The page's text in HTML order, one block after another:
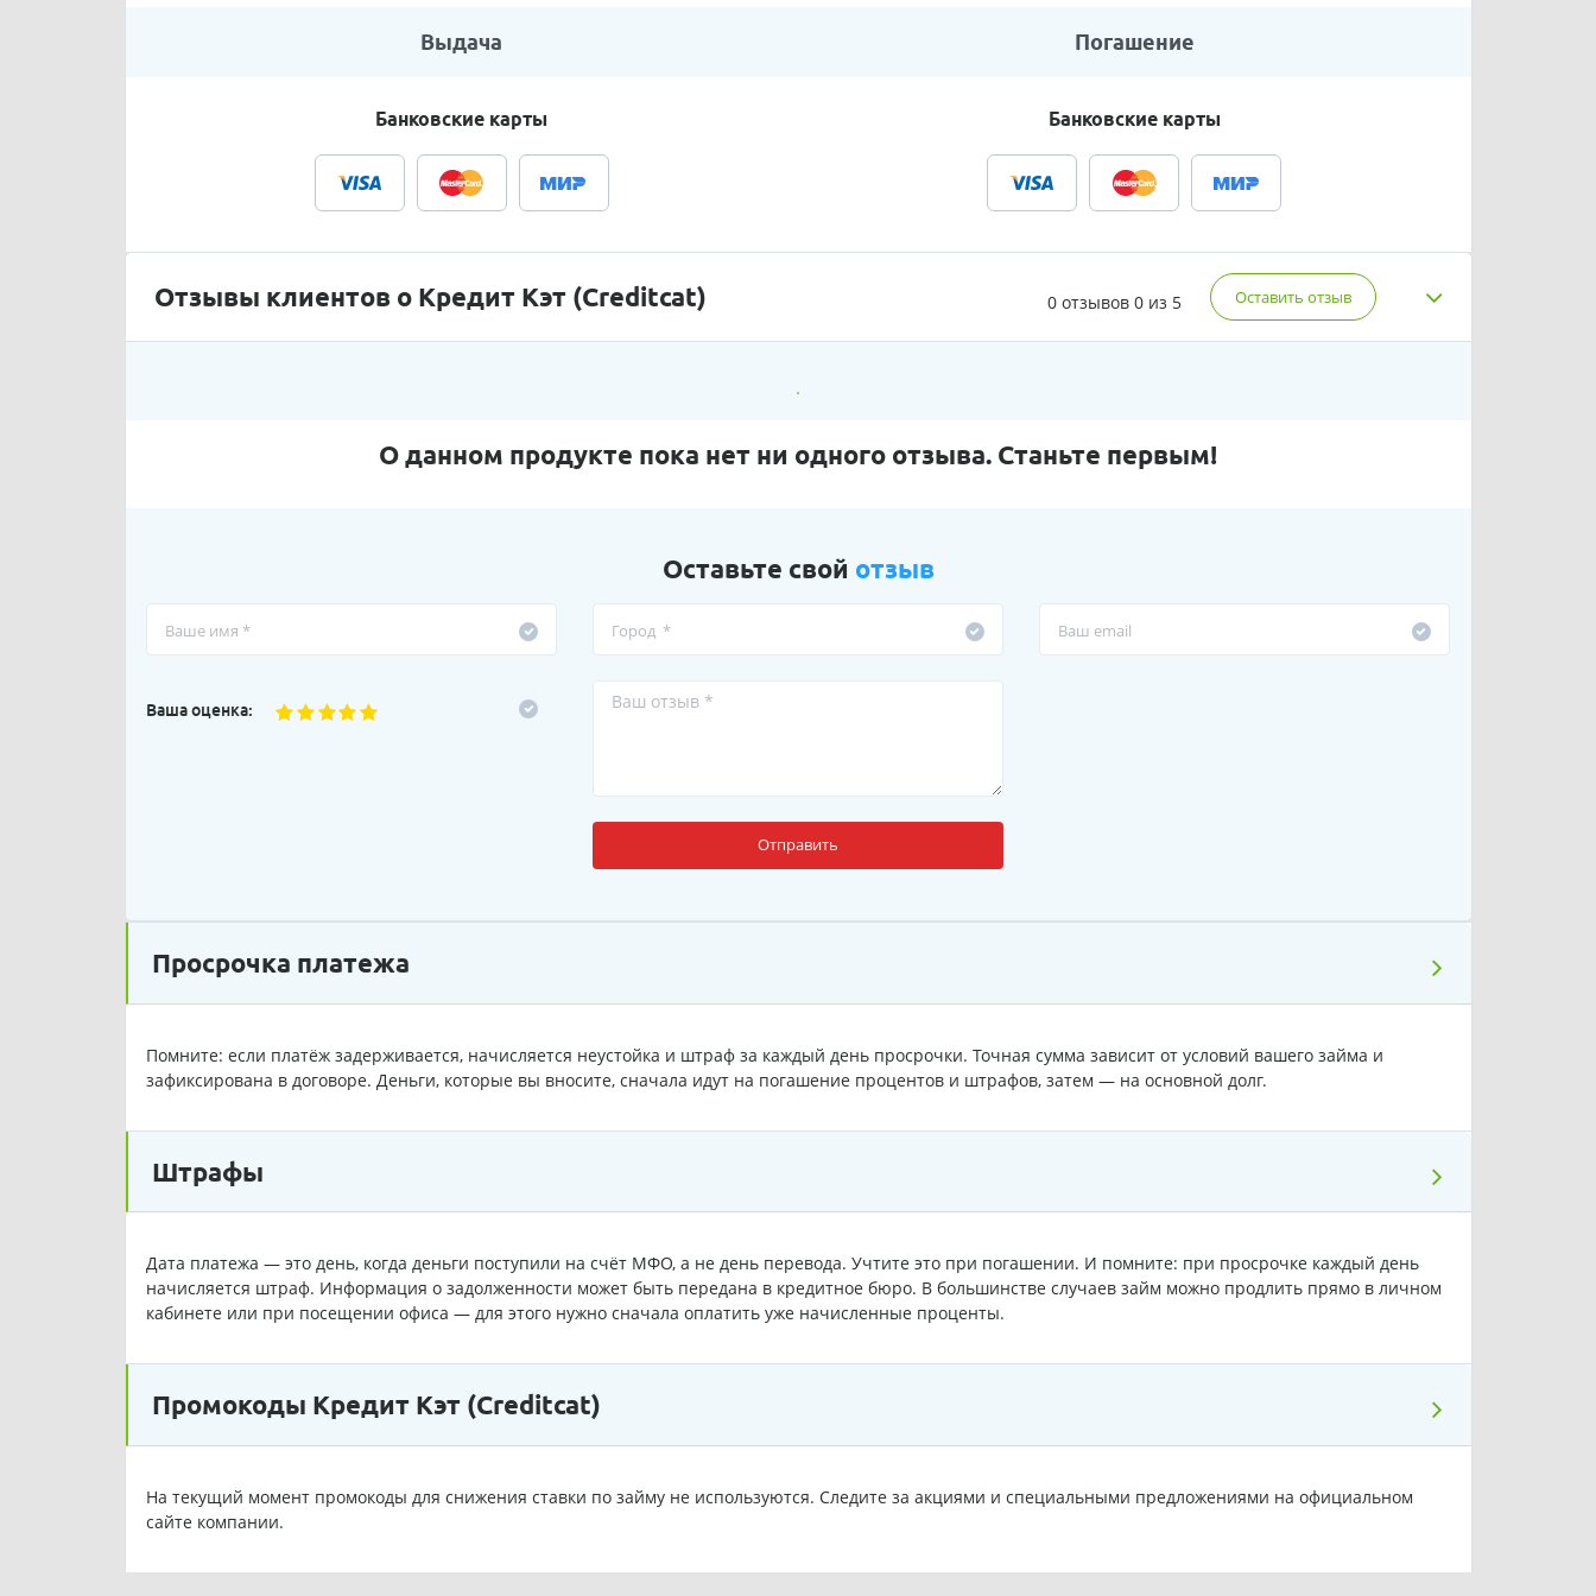
Выдача Погашение
Банковские карты Банковские карты
Отзывы клиентов о Кредит Кэт (Creditcat) 0 отзывов 0 из 5 Оставить отзыв
О данном продукте пока нет ни одного отзыва. Станьте первым!
Оставьте свой отзыв
Ваша оценка:
Отправить
Просрочка платежа
Помните: если платёж задерживается, начисляется неустойка и штраф за каждый день просрочки. Точная сумма зависит от условий вашего займа и
зафиксирована в договоре. Деньги, которые вы вносите, сначала идут на погашение процентов и штрафов, затем — на основной долг.
Штрафы
Дата платежа — это день, когда деньги поступили на счёт МФО, а не день перевода. Учтите это при погашении. И помните: при просрочке каждый день
начисляется штраф. Информация о задолженности может быть передана в кредитное бюро. В большинстве случаев займ можно продлить прямо в личном
кабинете или при посещении офиса — для этого нужно сначала оплатить уже начисленные проценты.
Промокоды Кредит Кэт (Creditcat)
На текущий момент промокоды для снижения ставки по займу не используются. Следите за акциями и специальными предложениями на официальном
сайте компании.